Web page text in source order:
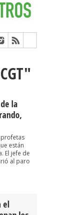
la
están
El jefe de
al paro
el